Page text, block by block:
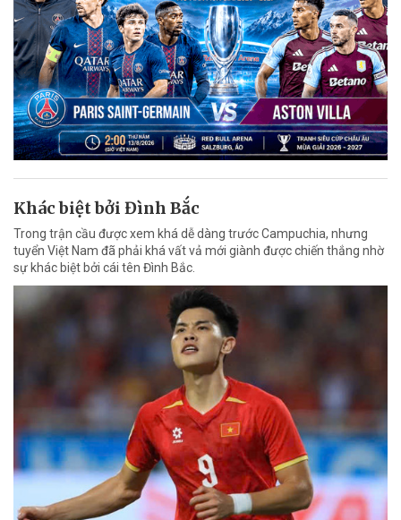
Khác biệt bởi Đình Bắc
Trong trận cầu được xem khá dễ dàng trước Campuchia, nhưng
tuyển Việt Nam đã phải khá vất vả mới giành được chiến thắng nhờ
sự khác biệt bởi cái tên Đình Bắc.